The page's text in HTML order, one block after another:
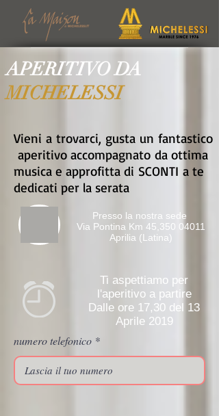
APERITIVO DA
MICHELESSI
Vieni a trovarci, gusta un fantastico
aperitivo accompagnato da ottima
musica e approfitta di SCONTI a te
dedicati per la serata
Presso la nostra sede
Via Pontina Km 45, 350 04011
Aprilia (Latina)
Ti aspettiamo per
l'aperitivo a partire
Dalle ore 17,30 del 13
Aprile 2019
numero telefonico